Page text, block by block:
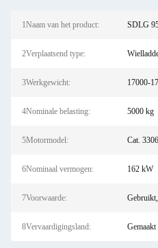
1Naam van het product: SDLG
2Verplaatsend type:
3Werkgewicht: 17000-
4Nominale belasting: 5000 kg
5Motormodel: Cat.
6Nominaal vermogen: 162 kW
7Voorwaarde:
8Vervaardigingsland: